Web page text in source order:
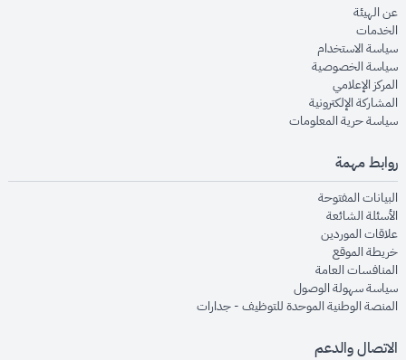
عن الهيئةopens in new window
الخدماتopens in new window
سياسة الاستخدام
سياسة الخصوصيةopens in new window
المركز الإعلاميopens in new window
المشاركة الإلكترونيةopens in new window
سياسة حرية المعلوماتopens in new window
روابط مهمة
البيانات المفتوحةopens in new window
الأسئلة الشائعةopens in new window
علاقات الموردينopens in new window
خريطة الموقعopens in new window
المنافسات العامةopens in new window
سياسة سهولة الوصولopens in new window
المنصة الوطنية الموحدة للتوظيف - جداراتopens in new window
الاتصال والدعم